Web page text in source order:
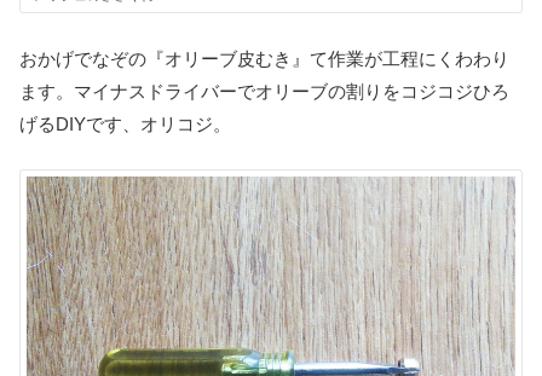
おかげでなぞの『オリーブ皮むき』て作業が工程にくわわり
ます。マイナスドライバーでオリーブの割りをコジコジひろ
げるDIYです、オリコジ。